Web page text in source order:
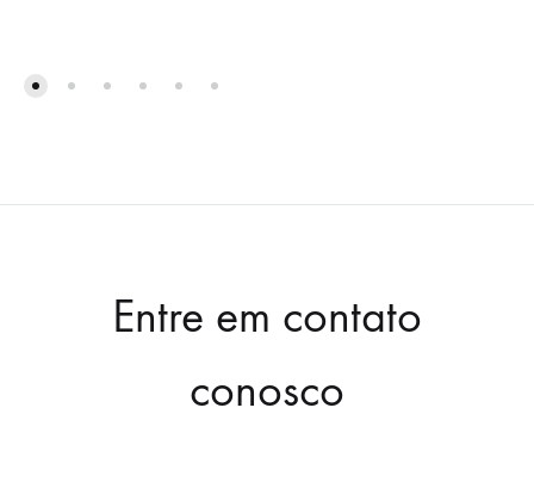
Entre em contato
conosco